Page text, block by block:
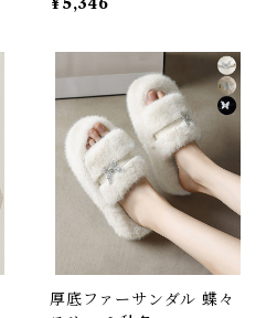
厚底ファーサンダル 蝶々